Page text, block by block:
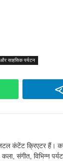
और साहसिक पर्यटन
कंटेंट क्रिएटर हैं।
संगीत, विभिन्न